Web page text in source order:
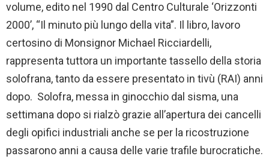
volume, edito nel 1990 dal Centro Culturale ‘Orizzonti
2000’, “Il minuto più lungo della vita”. Il libro, lavoro
certosino di Monsignor Michael Ricciardelli,
rappresenta tuttora un importante tassello della storia
solofrana, tanto da essere presentato in tivù (RAI) anni
dopo. Solofra, messa in ginocchio dal sisma, una
settimana dopo si rialzò grazie all’apertura dei cancelli
degli opifici industriali anche se per la ricostruzione
passarono anni a causa delle varie trafile burocratiche.